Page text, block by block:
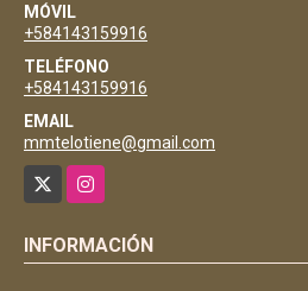
MÓVIL
+584143159916
TELÉFONO
+584143159916
EMAIL
mmtelotiene@gmail.com
Instagram
INFORMACIÓN